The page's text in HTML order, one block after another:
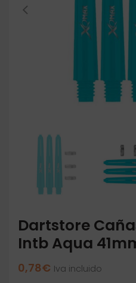
Dartstore
Intb Aqua
0,78€ Iva incluido